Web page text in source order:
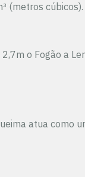
o Fogão a
atua